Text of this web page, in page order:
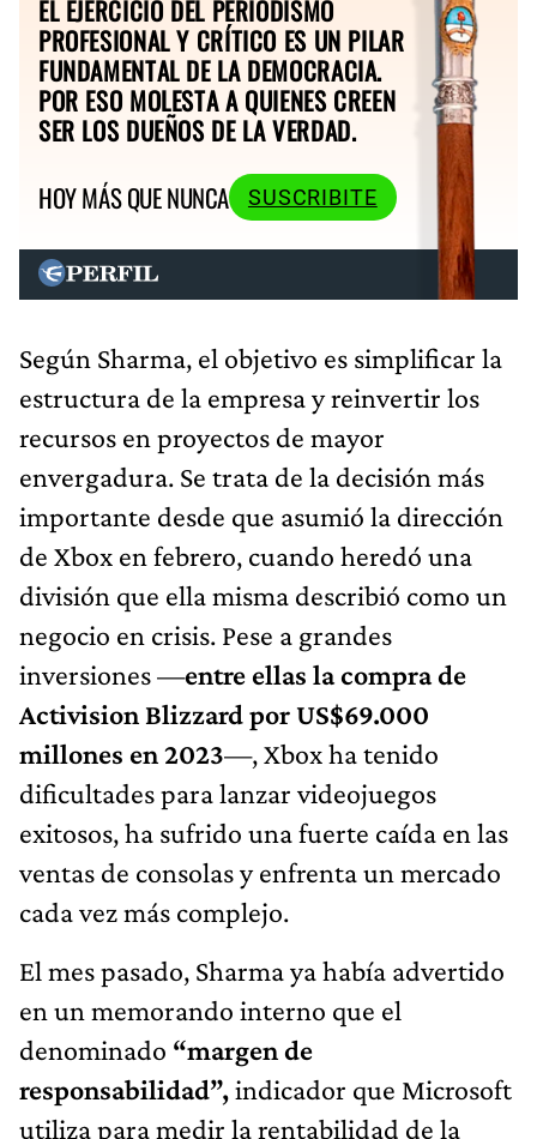
EL EJERCICIO DEL PERIODISMO
PROFESIONAL Y CRÍTICO ES UN PILAR
FUNDAMENTAL DE LA DEMOCRACIA.
POR ESO MOLESTA A QUIENES CREEN
SER LOS DUEÑOS DE LA VERDAD.
HOY MÁS QUE NUNCA
SUSCRIBITE
Según Sharma, el objetivo es simplificar la
estructura de la empresa y reinvertir los
recursos en proyectos de mayor
envergadura. Se trata de la decisión más
importante desde que asumió la dirección
de Xbox en febrero, cuando heredó una
división que ella misma describió como un
negocio en crisis. Pese a grandes
inversiones —entre ellas la compra de
Activision Blizzard por US$69.000
millones en 2023—, Xbox ha tenido
dificultades para lanzar videojuegos
exitosos, ha sufrido una fuerte caída en las
ventas de consolas y enfrenta un mercado
cada vez más complejo.
El mes pasado, Sharma ya había advertido
en un memorando interno que el
denominado “margen de
responsabilidad”,indicador que Microsoft
utiliza para medir la rentabilidad de la